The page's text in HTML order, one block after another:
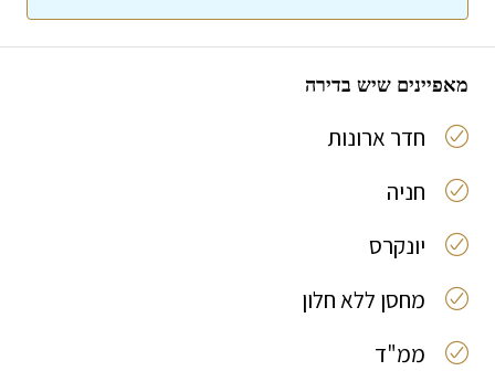
מאפיינים שיש בדירה
חדר ארונות
חניה
יונקרס
מחסן ללא חלון
ממ"ד